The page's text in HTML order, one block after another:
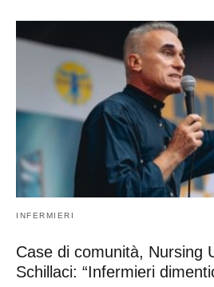
INFERMIERI
Case di comunità, Nursing
Schillaci: “Infermieri